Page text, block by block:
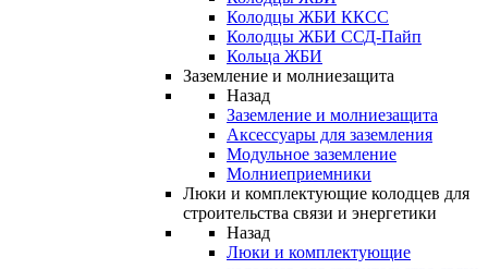
Колодцы ЖБИ ККСС
Колодцы ЖБИ ССД-Пайп
Кольца ЖБИ
Заземление и молниезащита
Назад
Заземление и молниезащита
Аксессуары для заземления
Модульное заземление
Молниеприемники
Люки и комплектующие колодцев для
строительства связи и энергетики
Назад
Люки и комплектующие